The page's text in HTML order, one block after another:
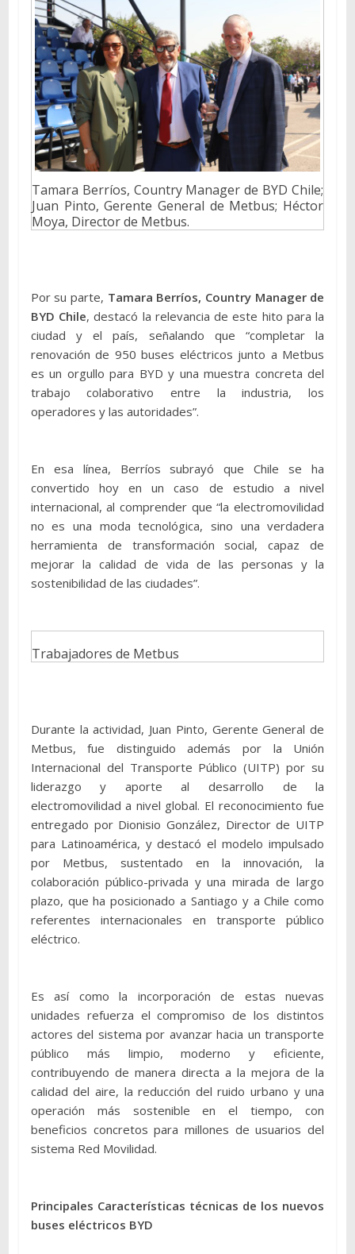
Tamara Berríos, Country Manager de BYD Chile;
Juan Pinto, Gerente General de Metbus; Héctor
Moya, Director de Metbus.
Por su parte, Tamara Berríos, Country Manager de
BYD Chile, destacó la relevancia de este hito para la
ciudad y el país, señalando que “completar la
renovación de 950 buses eléctricos junto a Metbus
es un orgullo para BYD y una muestra concreta del
trabajo colaborativo entre la industria, los
operadores y las autoridades”.
En esa línea, Berríos subrayó que Chile se ha
convertido hoy en un caso de estudio a nivel
internacional, al comprender que “la electromovilidad
no es una moda tecnológica, sino una verdadera
herramienta de transformación social, capaz de
mejorar la calidad de vida de las personas y la
sostenibilidad de las ciudades”.
Trabajadores de Metbus
Durante la actividad, Juan Pinto, Gerente General de
Metbus, fue distinguido además por la Unión
Internacional del Transporte Público (UITP) por su
liderazgo y aporte al desarrollo de la
electromovilidad a nivel global. El reconocimiento fue
entregado por Dionisio González, Director de UITP
para Latinoamérica, y destacó el modelo impulsado
por Metbus, sustentado en la innovación, la
colaboración público-privada y una mirada de largo
plazo, que ha posicionado a Santiago y a Chile como
referentes internacionales en transporte público
eléctrico.
Es así como la incorporación de estas nuevas
unidades refuerza el compromiso de los distintos
actores del sistema por avanzar hacia un transporte
público más limpio, moderno y eficiente,
contribuyendo de manera directa a la mejora de la
calidad del aire, la reducción del ruido urbano y una
operación más sostenible en el tiempo, con
beneficios concretos para millones de usuarios del
sistema Red Movilidad.
Principales Características técnicas de los nuevos
buses eléctricos BYD